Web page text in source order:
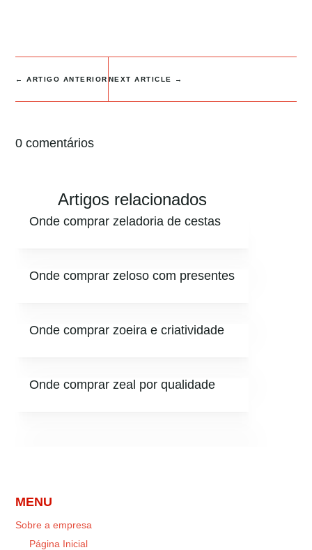
←ARTIGO ANTERIOR NEXT ARTICLE →
0 comentários
Artigos relacionados
Onde comprar zeladoria de cestas
Onde comprar zeloso com presentes
Onde comprar zoeira e criatividade
Onde comprar zeal por qualidade
MENU
Sobre a empresa
Página Inicial